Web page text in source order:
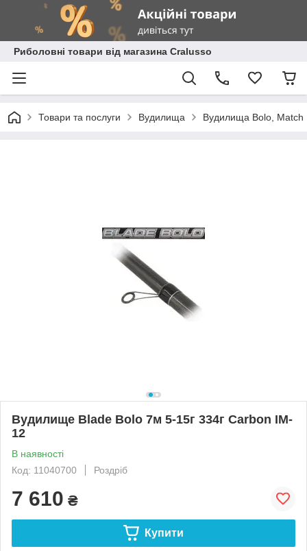
Риболовні товари від магазина Cralusso
Товари та послуги Вудилища Вудилища Bolo, Match
Вудилище Blade Bolo 7м 5-15г 334г Carbon IM-
12
В наявності
Код: 11040700
Роздріб
7 610 ₴
Купити